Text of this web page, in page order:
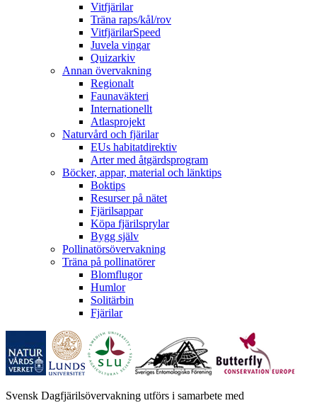
Vitfjärilar
Träna raps/kål/rov
VitfjärilarSpeed
Juvela vingar
Quizarkiv
Annan övervakning
Regionalt
Faunaväkteri
Internationellt
Atlasprojekt
Naturvård och fjärilar
EUs habitatdirektiv
Arter med åtgärdsprogram
Böcker, appar, material och länktips
Boktips
Resurser på nätet
Fjärilsappar
Köpa fjärilsprylar
Bygg själv
Pollinatörsövervakning
Träna på pollinatörer
Blomflugor
Humlor
Solitärbin
Fjärilar
Svensk Dagfjärilsövervakning utförs i samarbete med